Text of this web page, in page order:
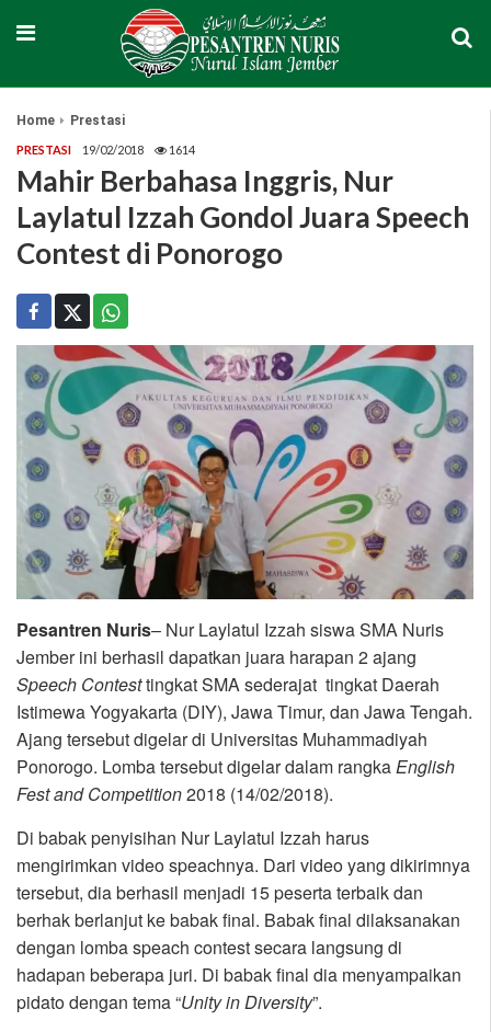
Home Prestasi
PRESTASI 19/02/2018 1614
Mahir Berbahasa Inggris, Nur
Laylatul Izzah Gondol Juara Speech
Contest di Ponorogo
Pesantren Nuris– Nur Laylatul Izzah siswa SMA Nuris
Jember ini berhasil dapatkan juara harapan 2 ajang
Speech Contesttingkat SMA sederajat tingkat Daerah
Istimewa Yogyakarta (DIY), Jawa Timur, dan Jawa Tengah.
Ajang tersebut digelar di Universitas Muhammadiyah
Ponorogo. Lomba tersebut digelar dalam rangkaEnglish
Fest and Competition2018 (14/02/2018).
Di babak penyisihan Nur Laylatul Izzah harus
mengirimkan video speachnya. Dari video yang dikirimnya
tersebut, dia berhasil menjadi 15 peserta terbaik dan
berhak berlanjut ke babak final. Babak final dilaksanakan
dengan lomba speach contest secara langsung di
hadapan beberapa juri. Di babak final dia menyampaikan
pidato dengan tema “Unity in Diversity”.